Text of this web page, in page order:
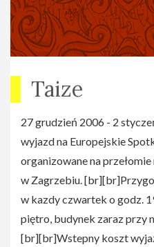
Taize
27 grudzień 2006 - 2
wyjazd na Europejskie
organizowane na
w Zagrzebiu.
w kazdy czwartek o godz.
piętro, budynek zaraz przy
[br][br]Wstepny koszt